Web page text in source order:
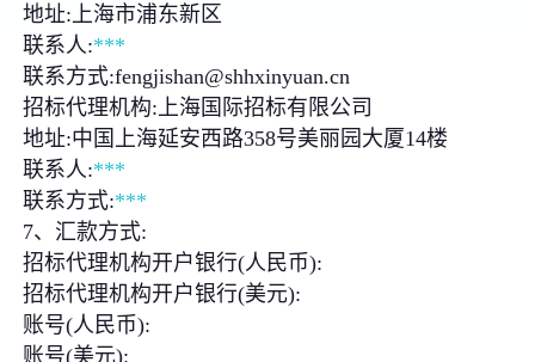
地址:上海市浦东新区
联系人:***
联系方式:fengjishan@shhxinyuan.cn
招标代理机构:上海国际招标有限公司
地址:中国上海延安西路358号美丽园大厦14楼
联系人:***
联系方式:***
7、汇款方式:
招标代理机构开户银行(人民币):
招标代理机构开户银行(美元):
账号(人民币):
账号(美元):